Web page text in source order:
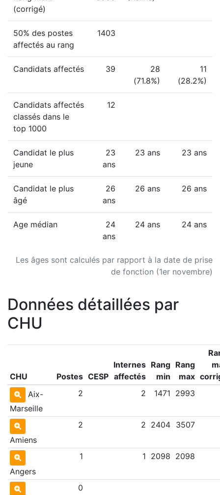
Les âges sont calculés par rapport à la date de prise
de fonction (1er novembre)
(corrigé)
50% des postes
affectés au rang
1403
Candidats affectés 39
28
(71.8%)
11
(28.2%)
Candidats affectés
classés dans le
top 1000
12
Candidat le plus
jeune
23
ans
23 ans 23 ans
Candidat le plus
âgé
26
ans
26 ans 26 ans
Age médian
24
ans
24 ans 24 ans
Données détaillées par
CHU
CHU Postes CESP
Internes
affectés
Rang
min
Rang
max
Aix-
Marseille
2 2 1471 2993
Amiens
2 2 2404 3507
Angers
1 1 2098 2098
0